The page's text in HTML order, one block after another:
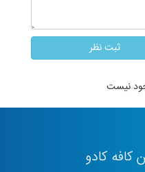
نیست
کافه کادو